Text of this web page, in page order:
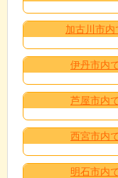
加古川市
伊丹市内
芦屋市内
西宮市内
明石市内